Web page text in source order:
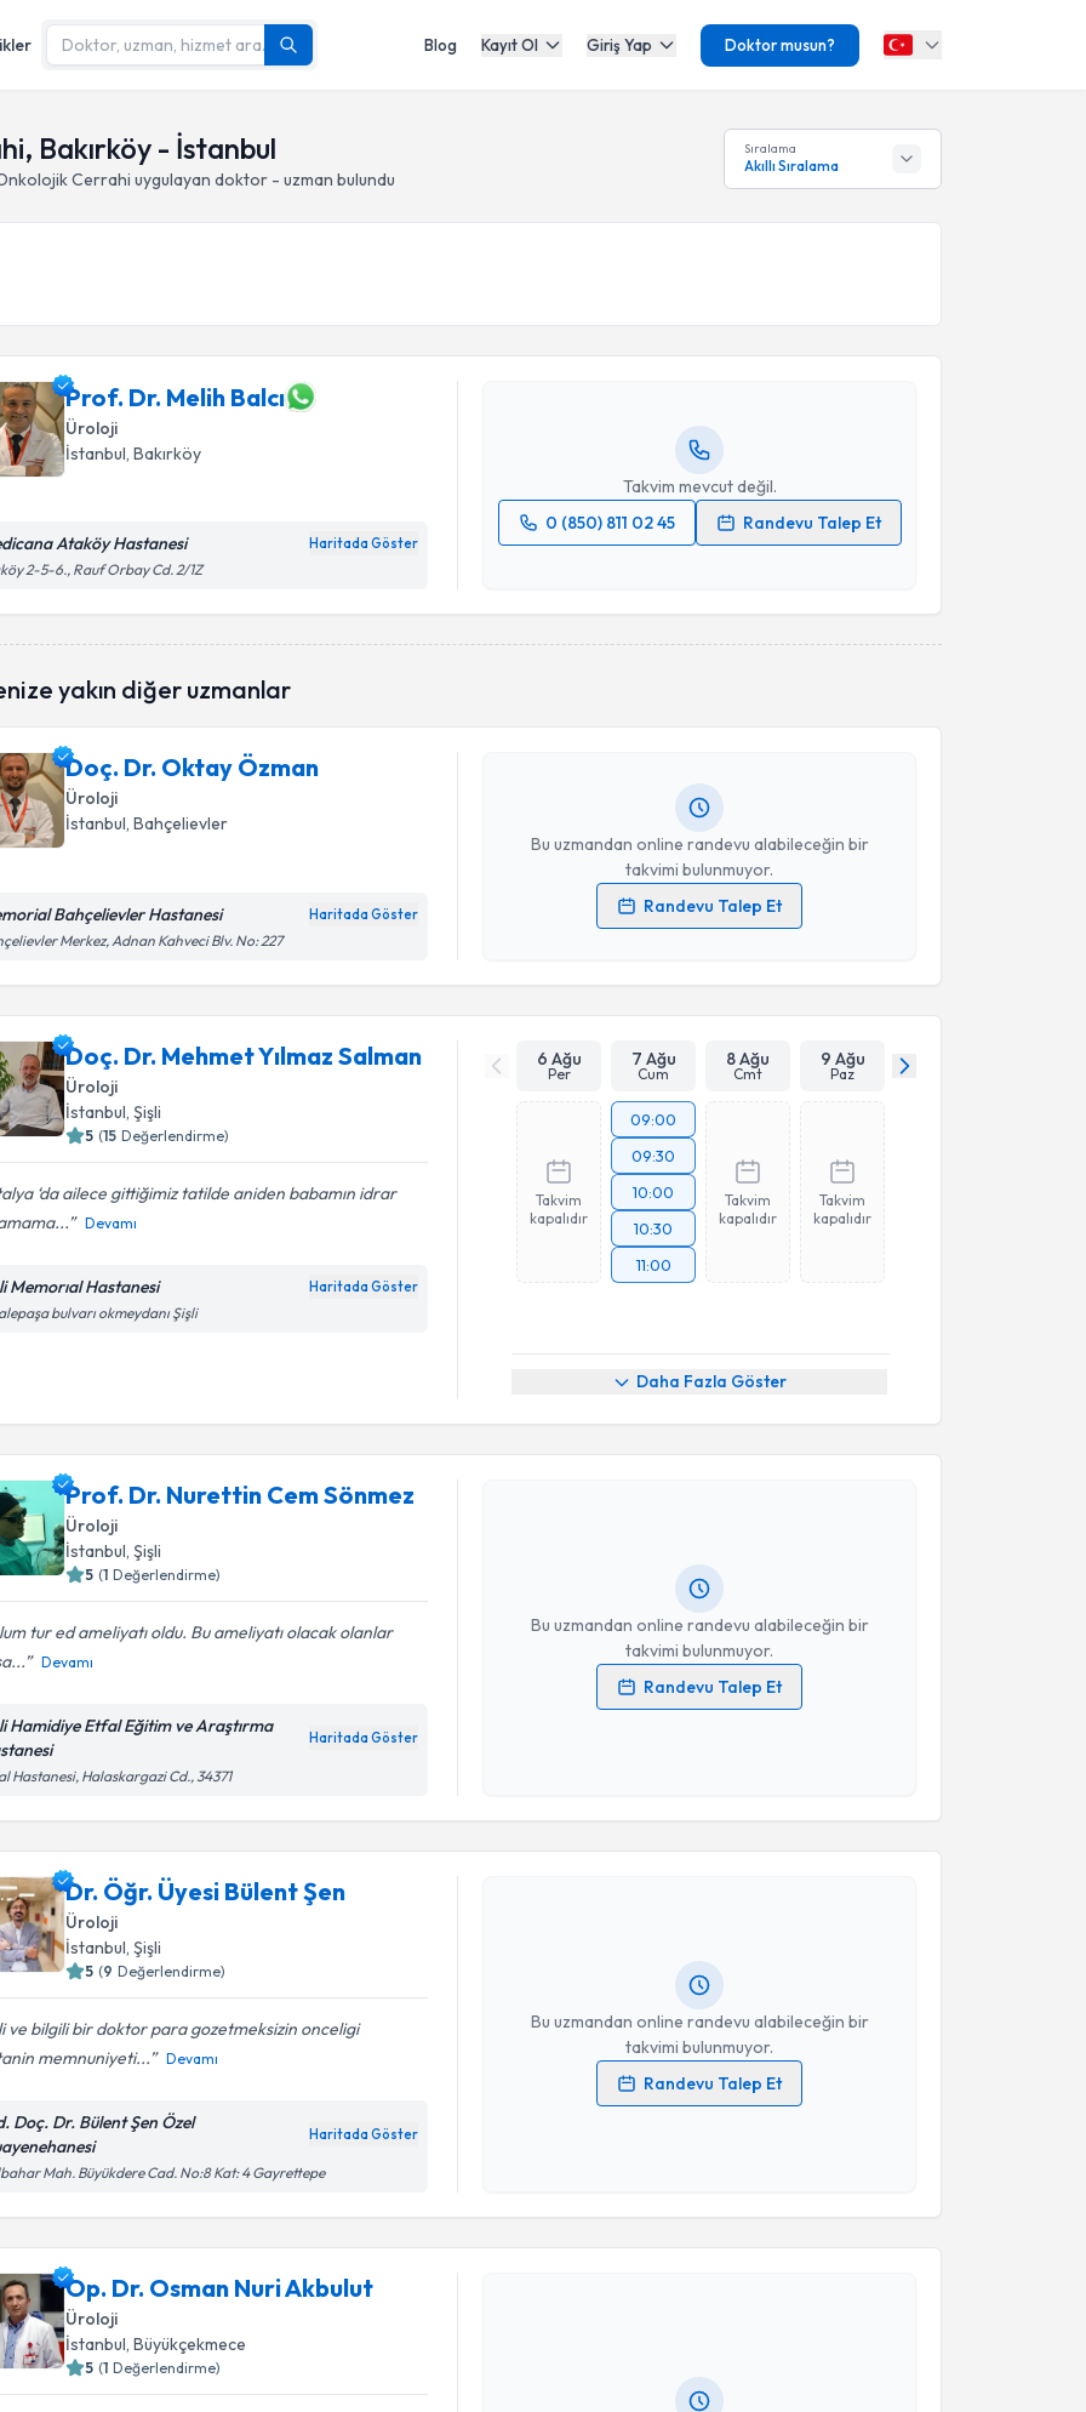
Blog Kayıt Ol Giriş Yap Doktor musun?
Bakırköy - İstanbul
Cerrahi uygulayan doktor - uzman bulundu
Sıralama
Akıllı Sıralama
Prof. Dr. Melih Balcı
Üroloji
İstanbul, Bakırköy
Ataköy Hastanesi Haritada Göster
2-5-6., Rauf Orbay Cd. 2/1Z
Takvim mevcut değil.
0 (850) 811 02 45
Randevu Talep Et
işlenmesini kabul ediyorum.
yakın diğer uzmanlar
Doç. Dr. Oktay Özman
Üroloji
İstanbul, Bahçelievler
Bahçelievler Hastanesi Haritada Göster
Merkez, Adnan Kahveci Blv. No: 227
Bu uzmandan online randevu alabileceğin bir
takvimi bulunmuyor.
Randevu Talep Et
Kişisel verilerimin işlenmesine ilişkinAydınlatma Metni
işlenmesini kabul ediyorum.
Takvim Talebini Gönder
Doç. Dr. Mehmet Yılmaz Salman
Üroloji
İstanbul, Şişli
5 (15 Değerlendirme)
‘da ailece gittiğimiz tatilde aniden babamın idrar
Devamı
Memorıal Hastanesi Haritada Göster
bulvarı okmeydanı Şişli
6 Ağu
Per
7 Ağu
Cum
8 Ağu
Cmt
9 Ağu
Paz
Takvim
kapalıdır
09:00
09:30
10:00
10:30
11:00
Takvim
kapalıdır
Takvim
kapalıdır
Daha Fazla Göster
Prof. Dr. Nurettin Cem Sönmez
Üroloji
İstanbul , Şişli
5 (1 Değerlendirme)
tur ed ameliyatı oldu. Bu ameliyatı olacak olanlar
Devamı
Hamidiye Etfal Eğitim ve Araştırma
Haritada Göster
Hastanesi, Halaskargazi Cd., 34371
Bu uzmandan online randevu alabileceğin bir
takvimi bulunmuyor.
Randevu Talep Et
Kişisel verilerimin işlenmesine ilişkinAydınlatma Metni
Dr. Öğr. Üyesi Bülent Şen
Üroloji
İstanbul , Şişli
5 (9 Değerlendirme)
ve bilgili bir doktor para gozetmeksizin onceligi
memnuniyeti...
Devamı
Doç. Dr. Bülent Şen Özel
Haritada Göster
Mah. Büyükdere Cad. No:8 Kat: 4 Gayrettepe
Bu uzmandan online randevu alabileceğin bir
takvimi bulunmuyor.
Randevu Talep Et
Kişisel verilerimin işlenmesine ilişkinAydınlatma Metni
Op. Dr. Osman Nuri Akbulut
Üroloji
İstanbul , Büyükçekmece
5 (1 Değerlendirme)